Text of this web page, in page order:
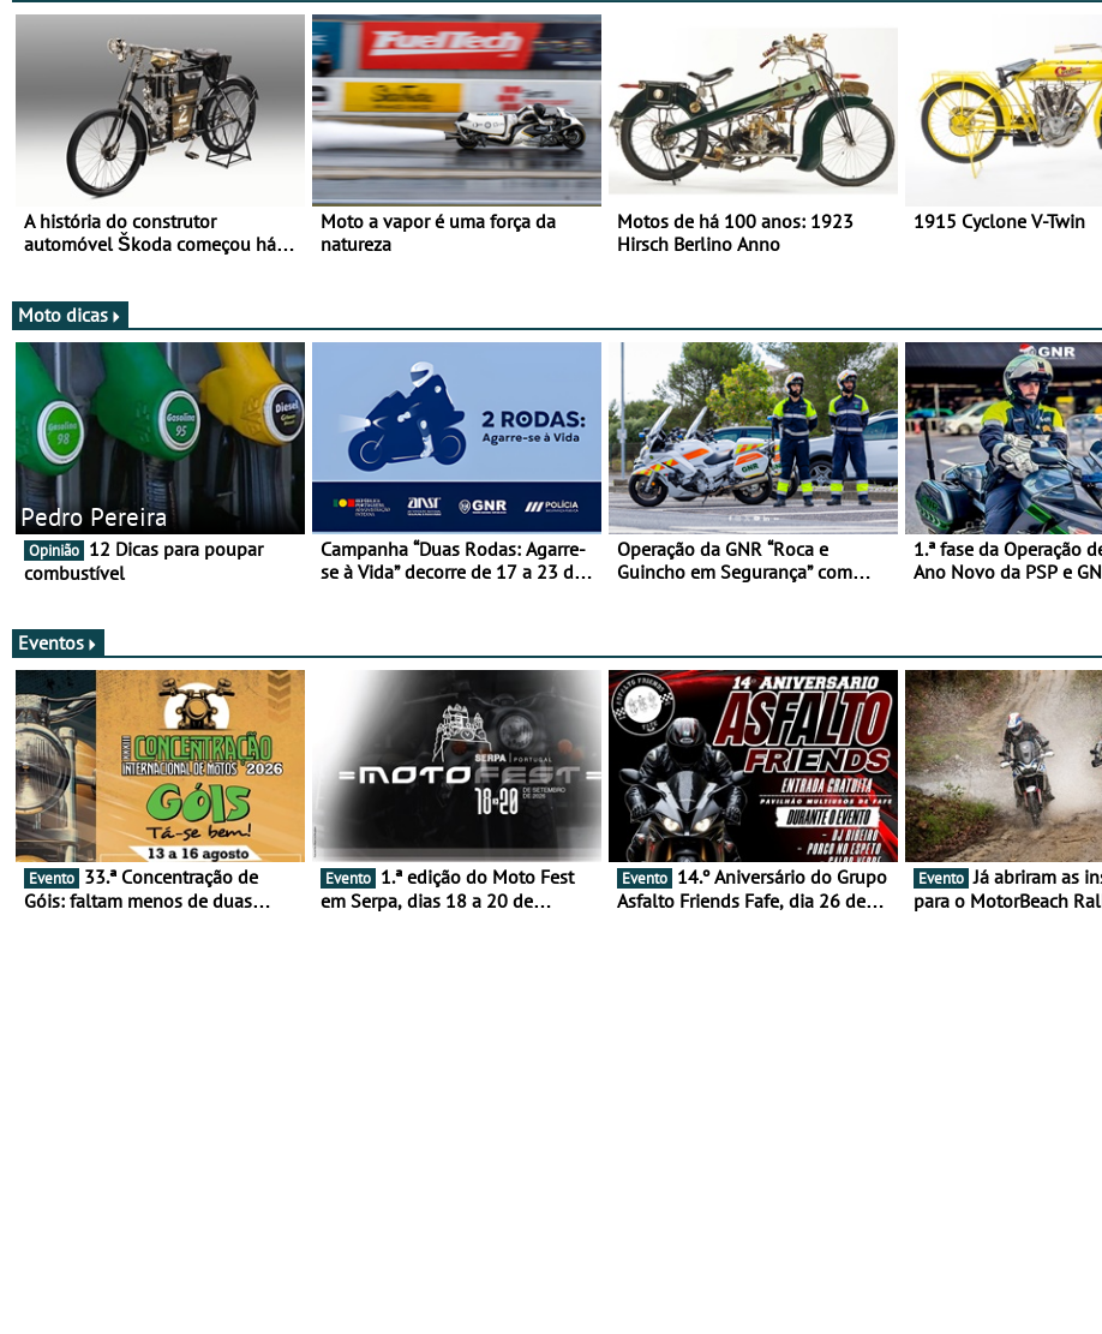
A história do construtor
automóvel Škoda começou há
Moto a vapor é uma força da
natureza
Motos de há 100 anos: 1923
Hirsch Berlino Anno
1915 Cyclone V-Twin
Moto dicas
Pedro Pereira
Opinião
combustível
Campanha “Duas Rodas: Agarre-
se à Vida” decorre de 17 a 23 de
Operação da GNR “Roca e
Guincho em Segurança” com
1.ª fase da Operação
Ano Novo da PSP e
Eventos
Evento
Góis: faltam menos de duas
Evento
em Serpa, dias 18 a 20 de
Evento
Asfalto Friends Fafe, dia 26 de
Evento Já abriram as inscrições
para o MotorBeach